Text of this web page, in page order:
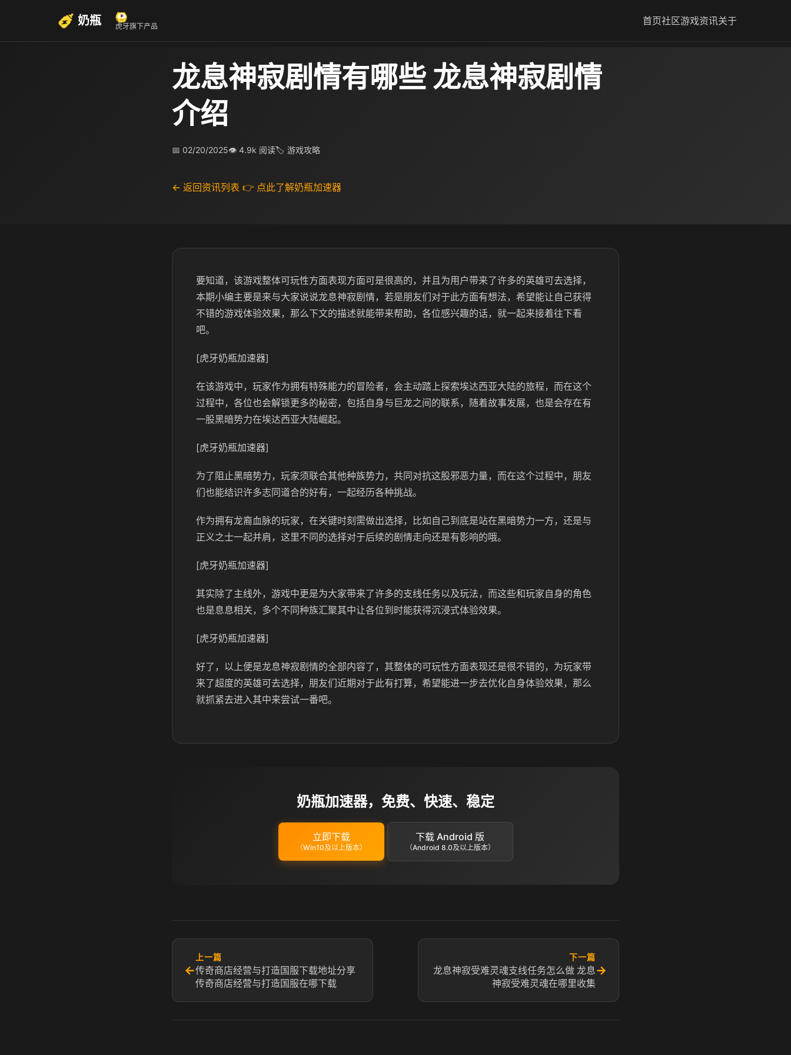
奶瓶 虎牙旗下产品 首页社区游戏资讯关于
龙息神寂剧情有哪些 龙息神寂剧情
介绍
📅 02/20/2025👁 4.9k 阅读🏷 游戏攻略
← 返回资讯列表 👉 点此了解奶瓶加速器
要知道，该游戏整体可玩性方面表现方面可是很高的，并且为用户带来了许多的英雄可去选择，
本期小编主要是来与大家说说龙息神寂剧情，若是朋友们对于此方面有想法，希望能让自己获得
不错的游戏体验效果，那么下文的描述就能带来帮助，各位感兴趣的话，就一起来接着往下看
吧。
[虎牙奶瓶加速器]
在该游戏中，玩家作为拥有特殊能力的冒险者，会主动踏上探索埃达西亚大陆的旅程，而在这个
过程中，各位也会解锁更多的秘密，包括自身与巨龙之间的联系，随着故事发展，也是会存在有
一股黑暗势力在埃达西亚大陆崛起。
[虎牙奶瓶加速器]
为了阻止黑暗势力，玩家须联合其他种族势力，共同对抗这股邪恶力量，而在这个过程中，朋友
们也能结识许多志同道合的好有，一起经历各种挑战。
作为拥有龙裔血脉的玩家，在关键时刻需做出选择，比如自己到底是站在黑暗势力一方，还是与
正义之士一起并肩，这里不同的选择对于后续的剧情走向还是有影响的哦。
[虎牙奶瓶加速器]
其实除了主线外，游戏中更是为大家带来了许多的支线任务以及玩法，而这些和玩家自身的角色
也是息息相关，多个不同种族汇聚其中让各位到时能获得沉浸式体验效果。
[虎牙奶瓶加速器]
好了，以上便是龙息神寂剧情的全部内容了，其整体的可玩性方面表现还是很不错的，为玩家带
来了超度的英雄可去选择，朋友们近期对于此有打算，希望能进一步去优化自身体验效果，那么
就抓紧去进入其中来尝试一番吧。
奶瓶加速器，免费、快速、稳定
立即下载
（Win10及以上版本）
下载 Android 版
（Android 8.0及以上版本）
←
上一篇
传奇商店经营与打造国服下载地址分享
传奇商店经营与打造国服在哪下载
下一篇
龙息神寂受难灵魂支线任务怎么做 龙息
神寂受难灵魂在哪里收集
→